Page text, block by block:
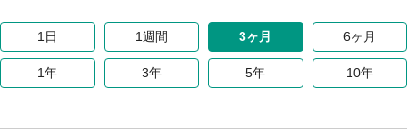
1日 1週間 3ヶ月 6ヶ月
1年 3年 5年 10年